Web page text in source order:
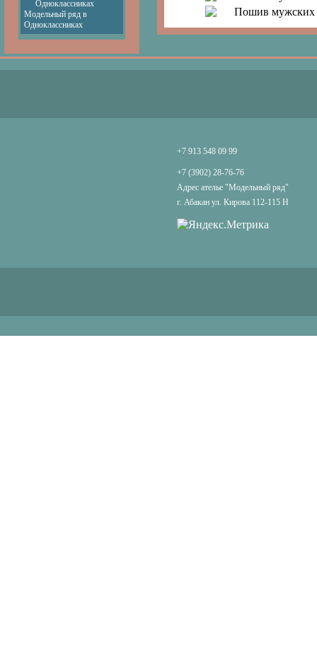
Модельный ряд в
Одноклассниках
+7 913 548 09 99
+7 (3902) 28-76-76
Адрес ателье "Модельный ряд"
г. Абакан ул. Кирова 112-115 Н